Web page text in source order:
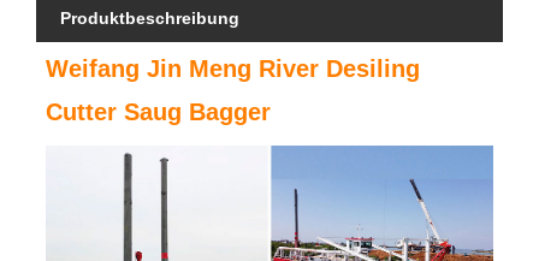
Produktbeschreibung
Weifang Jin Meng River Desiling
Cutter Saug Bagger